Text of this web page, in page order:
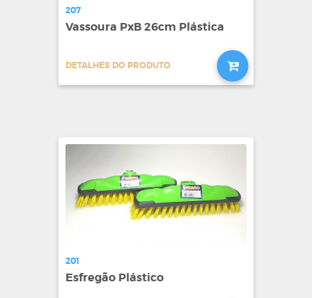
207
Vassoura PxB 26cm Plástica
DETALHES DO PRODUTO
201
Esfregão Plástico